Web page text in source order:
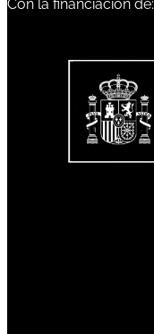
Con la financiación de: